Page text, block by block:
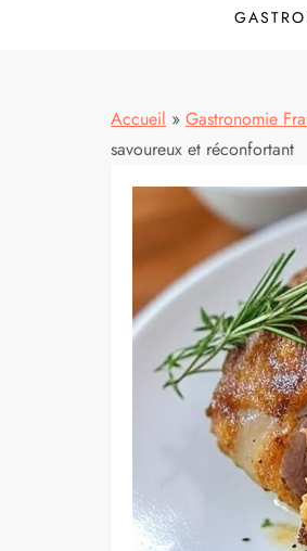
Accueil » Gastronomie
savoureux et réconfortant